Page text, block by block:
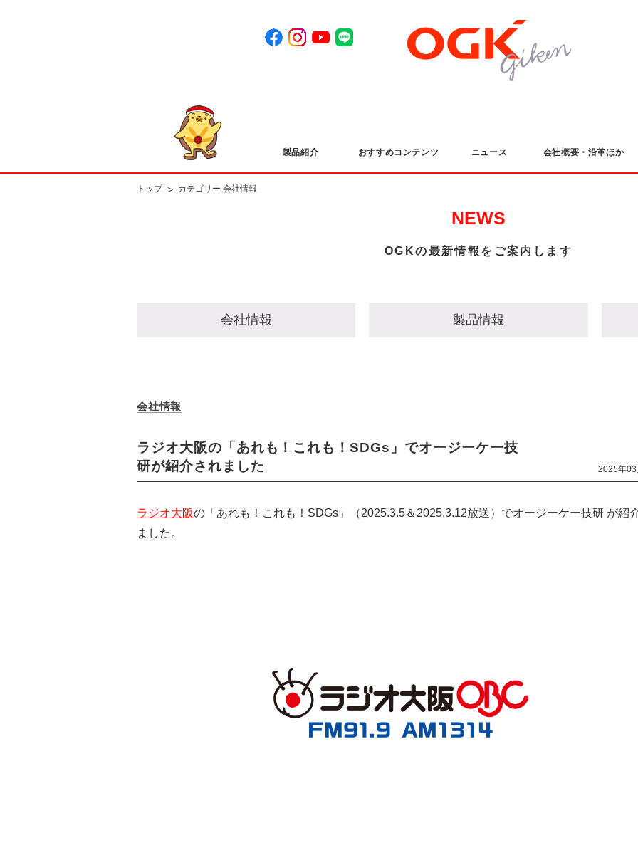
製品紹介 おすすめコンテンツ ニュース 会社概要・沿革ほか
トップ > カテゴリー 会社情報
NEWS
OGKの最新情報をご案内します
会社情報 製品情報
2025年03
会社情報
ラジオ大阪の「あれも！これも！SDGs」でオージーケー技
研が紹介されました
ラジオ大阪の「あれも！これも！SDGs」（2025.3.5＆2025.3.12放送）でオージーケー技研 が紹
ました。